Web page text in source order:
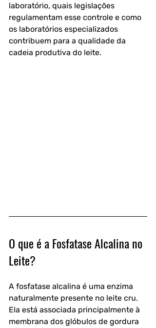
laboratório, quais legislações
regulamentam esse controle e como
os laboratórios especializados
contribuem para a qualidade da
cadeia produtiva do leite.
O que é a Fosfatase Alcalina no
Leite?
A fosfatase alcalina é uma enzima
naturalmente presente no leite cru.
Ela está associada principalmente à
membrana dos glóbulos de gordura